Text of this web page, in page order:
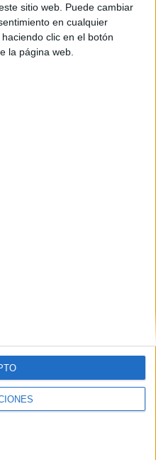
sitio web. Puede cambiar
en cualquier
clic en el botón
la página web.
desalojo de un puesto del
21/04/2026 3